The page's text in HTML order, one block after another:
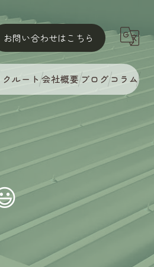
お問い合わせはこちら
ルート 会社概要ブログコラム